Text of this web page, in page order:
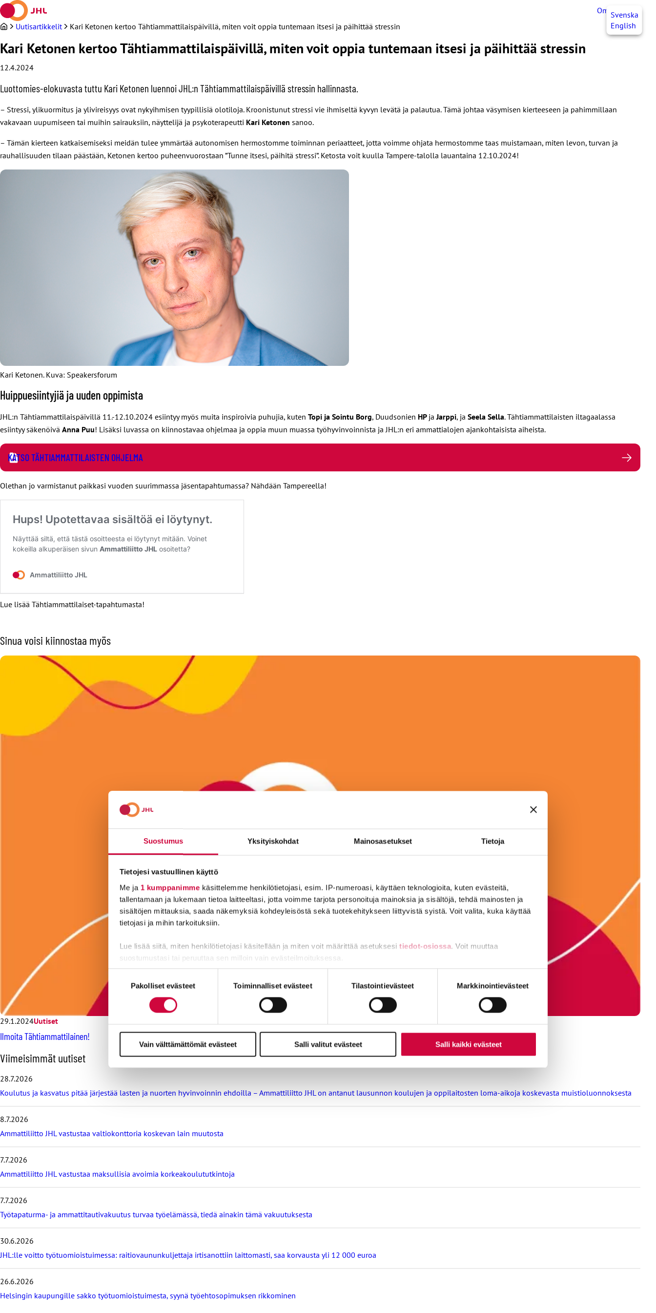
Suostumus Yksityiskohdat Mainosasetukset Tietoja
Tietojesi vastuullinen käyttö
Me ja 1 kumppanimme käsittelemme henkilötietojasi, esim. IP-numeroasi, käyttäen teknologioita, kuten evästeitä,
tallentamaan ja lukemaan tietoa laitteeltasi, jotta voimme tarjota personoituja mainoksia ja sisältöjä, tehdä mainosten ja
sisältöjen mittauksia, saada näkemyksiä kohdeyleisöstä sekä tuotekehitykseen liittyvistä syistä. Voit valita, kuka käyttää
tietojasi ja mihin tarkoituksiin.
Lue lisää siitä, miten henkilötietojasi käsitellään ja miten voit määrittää asetuksesi tiedot-osiossa. Voit muuttaa
suostumustasi tai peruuttaa sen milloin vain evästeilmoituksessa.
Evästeistä osa on välttämättömiä, osa sivuston toimintaa parantavia, ja osaa käytetään tilastointi- tai
Pakolliset evästeet Toiminnalliset evästeet Tilastointievästeet Markkinointievästeet
Vain välttämättömät evästeet Salli valitut evästeet Salli kaikki evästeet
Siirry
sisältöön
OmaJHLSvenska
English
Uutisartikkelit Kari Ketonen kertoo Tähtiammattilaispäivillä, miten voit oppia tuntemaan itsesi ja päihittää stressin
Kari Ketonen kertoo Tähtiammattilaispäivillä, miten voit oppia tuntemaan itsesi ja päihittää stressin
12.4.2024
Luottomies-elokuvasta tuttu Kari Ketonen luennoi JHL:n Tähtiammattilaispäivillä stressin hallinnasta.
– Stressi, ylikuormitus ja ylivireisyys ovat nykyihmisen tyypillisiä olotiloja. Kroonistunut stressi vie ihmiseltä kyvyn levätä ja palautua. Tämä johtaa väsymisen kierteeseen ja pahimmillaan
vakavaan uupumiseen tai muihin sairauksiin, näyttelijä ja psykoterapeutti Kari Ketonen sanoo.
– Tämän kierteen katkaisemiseksi meidän tulee ymmärtää autonomisen hermostomme toiminnan periaatteet, jotta voimme ohjata hermostomme taas muistamaan, miten levon, turvan ja
rauhallisuuden tilaan päästään, Ketonen kertoo puheenvuorostaan ”Tunne itsesi, päihitä stressi”. Ketosta voit kuulla Tampere-talolla lauantaina 12.10.2024!
Kari Ketonen. Kuva: Speakersforum
Huippuesiintyjiä ja uuden oppimista
JHL:n Tähtiammattilaispäivillä 11.-12.10.2024 esiintyy myös muita inspiroivia puhujia, kuten Topi ja Sointu Borg, Duudsonien HP ja Jarppi, ja Seela Sella. Tähtiammattilaisten iltagaalassa
esiintyy säkenöivä Anna Puu! Lisäksi luvassa on kiinnostavaa ohjelmaa ja oppia muun muassa työhyvinvoinnista ja JHL:n eri ammattialojen ajankohtaisista aiheista.
KATSO TÄHTIAMMATTILAISTEN OHJELMA
Olethan jo varmistanut paikkasi vuoden suurimmassa jäsentapahtumassa? Nähdään Tampereella!
Lue lisää Tähtiammattilaiset-tapahtumasta!
Sinua voisi kiinnostaa myös
29.1.2024Uutiset
Ilmoita Tähtiammattilainen!
O
h
i
t
a
i
m
s
i
ä
t
u
u
t
s
e
t
Viimeisimmät uutiset
28.7.2026
Koulutus ja kasvatus pitää järjestää lasten ja nuorten hyvinvoinnin ehdoilla – Ammattiliitto JHL on antanut lausunnon koulujen ja oppilaitosten loma-aikoja koskevasta muistioluonnoksesta
8.7.2026
Ammattiliitto JHL vastustaa valtiokonttoria koskevan lain muutosta
7.7.2026
Ammattiliitto JHL vastustaa maksullisia avoimia korkeakoulututkintoja
7.7.2026
Työtapaturma- ja ammattitautivakuutus turvaa työelämässä, tiedä ainakin tämä vakuutuksesta
30.6.2026
JHL:lle voitto työtuomioistuimessa: raitiovaununkuljettaja irtisanottiin laittomasti, saa korvausta yli 12 000 euroa
26.6.2026
Helsingin kaupungille sakko työtuomioistuimesta, syynä työehtosopimuksen rikkominen